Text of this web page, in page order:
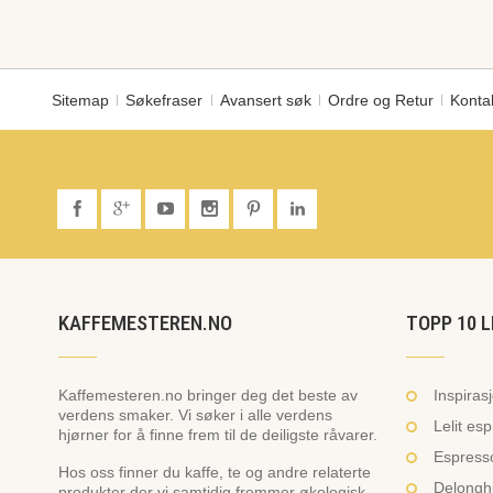
Sitemap Søkefraser Avansert søk Ordre og Retur
KAFFEMESTEREN.NO
Kaffemesteren.no bringer deg det beste av
verdens smaker. Vi søker i alle verdens
hjørner for å finne frem til de deiligste råvarer.
Hos oss finner du kaffe, te og andre relaterte
TOPP 10
Lelit